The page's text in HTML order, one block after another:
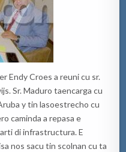
Endy Croes areunicu sr.
Sr. Maduro taencarga cu
y tinlasoestrecho cu
caminda arepasa e
diinfrastructura. E
nos sacu tin scolnan cu ta